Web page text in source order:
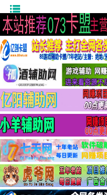
首页
技术学习
安卓绿化
单机游戏
社交娱乐
系统工具
活动线报
常用办公
源码收集